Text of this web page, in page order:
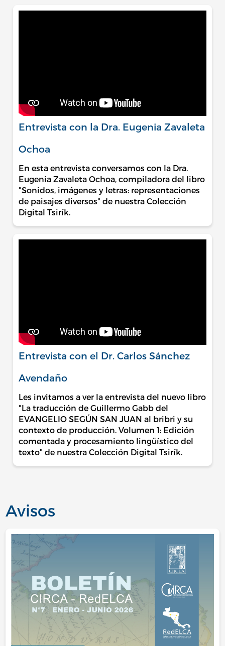
Entrevista con la Dra. Eugenia Zavaleta
Ochoa
En esta entrevista conversamos con la Dra.
Eugenia Zavaleta Ochoa, compiladora del libro
"Sonidos, imágenes y letras: representaciones
de paisajes diversos" de nuestra Colección
Digital Tsirík.
Entrevista con el Dr. Carlos Sánchez
Avendaño
Les invitamos a ver la entrevista del nuevo libro
"La traducción de Guillermo Gabb del
EVANGELIO SEGÚN SAN JUAN al bribri y su
contexto de producción. Volumen 1: Edición
comentada y procesamiento lingüístico del
texto" de nuestra Colección Digital Tsirík.
Avisos